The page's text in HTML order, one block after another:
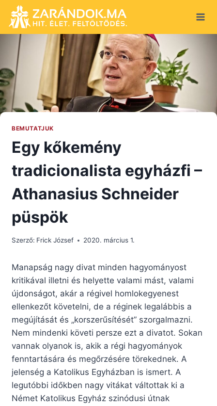
content
BEMUTATJUK
Egy kőkemény
tradicionalista egyházfi –
Athanasius Schneider
püspök
Szerző: Frick József 2020. március 1.
Manapság nagy divat minden hagyományost
kritikával illetni és helyette valami mást, valami
újdonságot, akár a régivel homlokegyenest
ellenkezőt követelni, de a réginek legalábbis a
megújítását és „korszerűsítését” szorgalmazni.
Nem mindenki követi persze ezt a divatot. Sokan
vannak olyanok is, akik a régi hagyományok
fenntartására és megőrzésére törekednek. A
jelenség a Katolikus Egyházban is ismert. A
legutóbbi időkben nagy vitákat váltottak ki a
Német Katolikus Egyház szinódusi útnak